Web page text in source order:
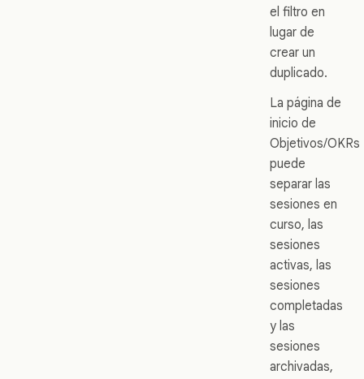
el filtro en
lugar de
crear un
duplicado.
La página de
inicio de
Objetivos/OKRs
puede
separar las
sesiones en
curso, las
sesiones
activas, las
sesiones
completadas
y las
sesiones
archivadas,